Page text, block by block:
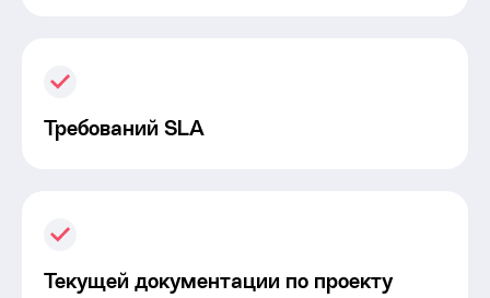
Требований SLA
Текущей документации по проекту